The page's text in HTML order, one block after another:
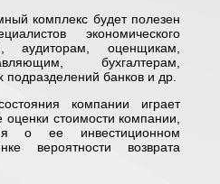
комплекс будет полезен
экономического
аудиторам, оценщикам,
бухгалтерам,
подразделений банков и др.
компании играет
стоимости компании,
о ее инвестиционном
вероятности возврата